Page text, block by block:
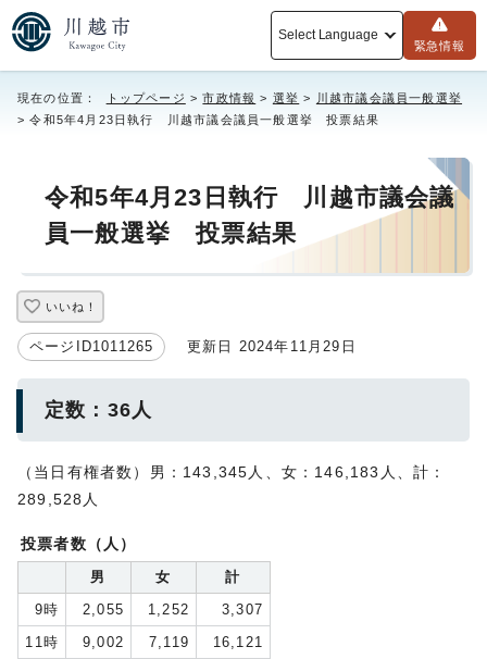
Select Language
緊急情報
現在の位置： トップページ >市政情報 > 選挙 >
川越市議会議員一般選挙
> 令和5年4月23日執行 川越市議会議員一般選挙 投票結果
令和5年4月23日執行 川越市議会議
員一般選挙 投票結果
いいね！
ページID1011265 更新日 2024年11月29日
定数：36人
（当日有権者数）男：143,345人、女：146,183人、計：
289,528人
投票者数（人）
男 女
計
9時
2,055 1,252
3,307
11時
9,002 7,119
16,121